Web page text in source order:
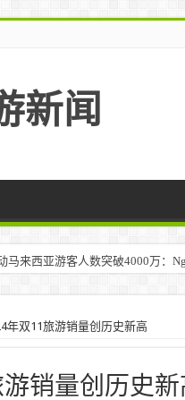
新闻
马来西亚游客人数突破4000万：
年双11旅游销量创历史新高
游销量创历史新